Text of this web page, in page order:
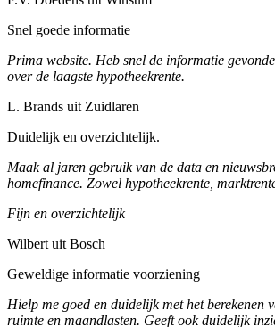
Snel goede informatie
Prima website. Heb snel de informatie
over de laagste hypotheekrente.
L. Brands uit Zuidlaren
Duidelijk en overzichtelijk.
Maak al jaren gebruik van de data en
homefinance. Zowel hypotheekrente,
Fijn en overzichtelijk
Wilbert uit Bosch
Geweldige informatie voorziening
Hielp me goed en duidelijk met het berekenen
ruimte en maandlasten. Geeft ook duidelijk